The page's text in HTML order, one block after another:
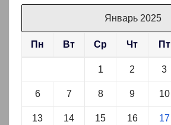
Январь 2025
Пн Вт Ср Чт Пт
1 2 3
6 7 8 9 10
13 14 15 16 17